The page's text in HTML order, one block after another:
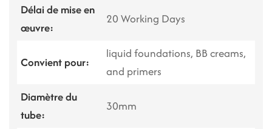
Délai de mise en
œuvre:
20 Working Days
Convient pour:
liquid foundations, BB creams,
and primers
Diamètre du
tube:
30mm